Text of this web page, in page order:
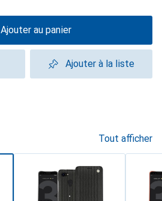
Ajouter au panier
Ajouter à la liste
Tout afficher